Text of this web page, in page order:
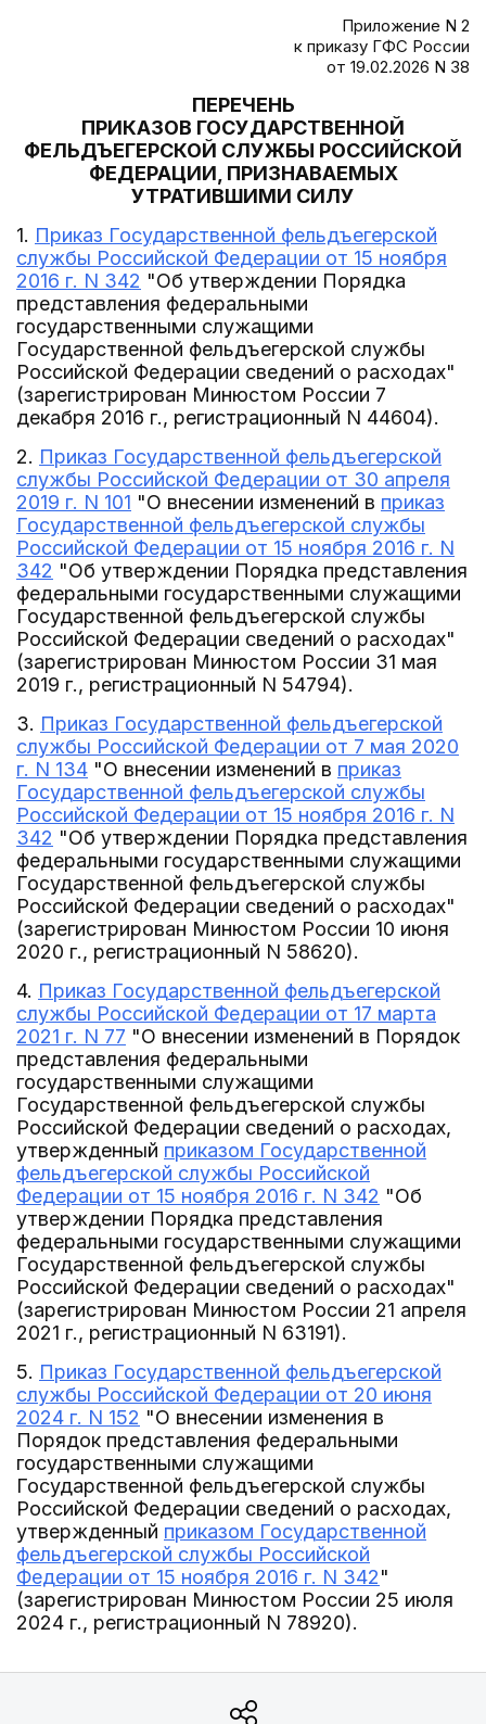
Приложение N 2
к приказу ГФС России
от 19.02.2026 N 38
ПЕРЕЧЕНЬ
ПРИКАЗОВ ГОСУДАРСТВЕННОЙ
ФЕЛЬДЪЕГЕРСКОЙ СЛУЖБЫ РОССИЙСКОЙ
ФЕДЕРАЦИИ, ПРИЗНАВАЕМЫХ
УТРАТИВШИМИ СИЛУ
1. Приказ Государственной фельдъегерской
службы Российской Федерации от 15 ноября
2016 г. N 342 "Об утверждении Порядка
представления федеральными
государственными служащими
Государственной фельдъегерской службы
Российской Федерации сведений о расходах"
(зарегистрирован Минюстом России 7
декабря 2016 г., регистрационный N 44604).
2. Приказ Государственной фельдъегерской
службы Российской Федерации от 30 апреля
2019 г. N 101 "О внесении изменений в приказ
Государственной фельдъегерской службы
Российской Федерации от 15 ноября 2016 г. N
342 "Об утверждении Порядка представления
федеральными государственными служащими
Государственной фельдъегерской службы
Российской Федерации сведений о расходах"
(зарегистрирован Минюстом России 31 мая
2019 г., регистрационный N 54794).
3. Приказ Государственной фельдъегерской
службы Российской Федерации от 7 мая 2020
г. N 134 "О внесении изменений в приказ
Государственной фельдъегерской службы
Российской Федерации от 15 ноября 2016 г. N
342 "Об утверждении Порядка представления
федеральными государственными служащими
Государственной фельдъегерской службы
Российской Федерации сведений о расходах"
(зарегистрирован Минюстом России 10 июня
2020 г., регистрационный N 58620).
4. Приказ Государственной фельдъегерской
службы Российской Федерации от 17 марта
2021 г. N 77 "О внесении изменений в Порядок
представления федеральными
государственными служащими
Государственной фельдъегерской службы
Российской Федерации сведений о расходах,
утвержденный приказом Государственной
фельдъегерской службы Российской
Федерации от 15 ноября 2016 г. N 342 "Об
утверждении Порядка представления
федеральными государственными служащими
Государственной фельдъегерской службы
Российской Федерации сведений о расходах"
(зарегистрирован Минюстом России 21 апреля
2021 г., регистрационный N 63191).
5. Приказ Государственной фельдъегерской
службы Российской Федерации от 20 июня
2024 г. N 152 "О внесении изменения в
Порядок представления федеральными
государственными служащими
Государственной фельдъегерской службы
Российской Федерации сведений о расходах,
утвержденный приказом Государственной
фельдъегерской службы Российской
Федерации от 15 ноября 2016 г. N 342"
(зарегистрирован Минюстом России 25 июля
2024 г., регистрационный N 78920).